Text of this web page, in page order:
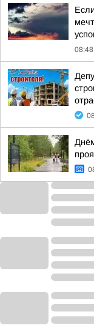
08:48